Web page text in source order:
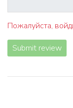
Пожалуйста,
Submit review